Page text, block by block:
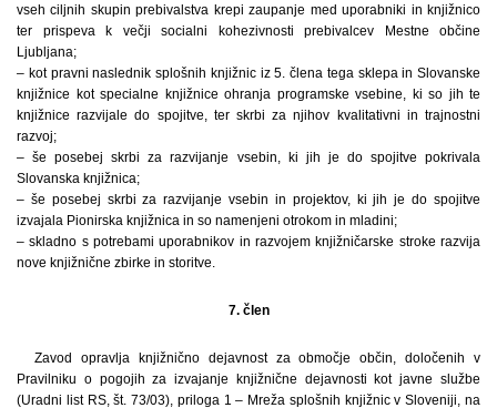
vseh ciljnih skupin prebivalstva krepi zaupanje med uporabniki in knjižnico
ter prispeva k večji socialni kohezivnosti prebivalcev Mestne občine
Ljubljana;
– kot pravni naslednik splošnih knjižnic iz 5. člena tega sklepa in Slovanske
knjižnice kot specialne knjižnice ohranja programske vsebine, ki so jih te
knjižnice razvijale do spojitve, ter skrbi za njihov kvalitativni in trajnostni
razvoj;
– še posebej skrbi za razvijanje vsebin, ki jih je do spojitve pokrivala
Slovanska knjižnica;
– še posebej skrbi za razvijanje vsebin in projektov, ki jih je do spojitve
izvajala Pionirska knjižnica in so namenjeni otrokom in mladini;
– skladno s potrebami uporabnikov in razvojem knjižničarske stroke razvija
nove knjižnične zbirke in storitve.
7. člen
Zavod opravlja knjižnično dejavnost za območje občin, določenih v
Pravilniku o pogojih za izvajanje knjižnične dejavnosti kot javne službe
(Uradni list RS, št. 73/03), priloga 1 – Mreža splošnih knjižnic v Sloveniji, na